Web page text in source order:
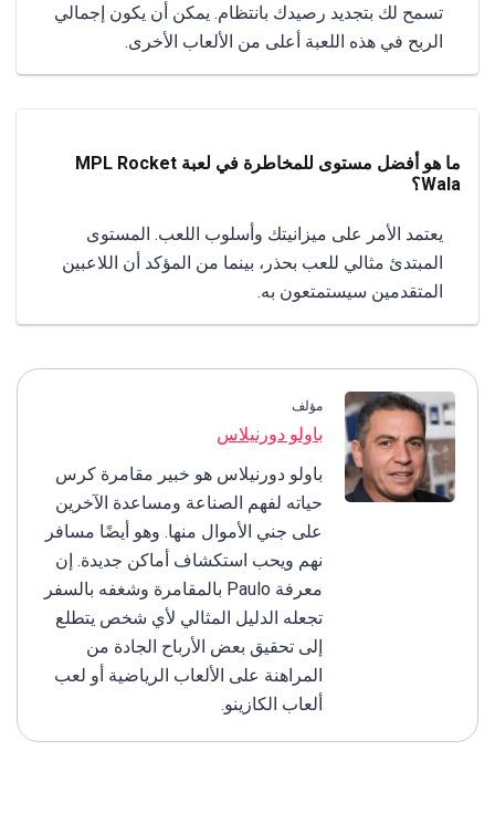
تسمح لك بتجديد رصيدك بانتظام. يمكن أن يكون إجمالي
الربح في هذه اللعبة أعلى من الألعاب الأخرى.
ما هو أفضل مستوى للمخاطرة في لعبة MPL Rocket
Wala؟
يعتمد الأمر على ميزانيتك وأسلوب اللعب. المستوى
المبتدئ مثالي للعب بحذر، بينما من المؤكد أن اللاعبين
المتقدمين سيستمتعون به.
مؤلف
باولو دورنيلاس
باولو دورنيلاس هو خبير مقامرة كرس
حياته لفهم الصناعة ومساعدة الآخرين
على جني الأموال منها. وهو أيضًا مسافر
نهم ويحب استكشاف أماكن جديدة. إن
معرفة Paulo بالمقامرة وشغفه بالسفر
تجعله الدليل المثالي لأي شخص يتطلع
إلى تحقيق بعض الأرباح الجادة من
المراهنة على الألعاب الرياضية أو لعب
ألعاب الكازينو.